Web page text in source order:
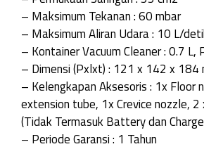
– Maksimum Tekanan : 60 mbar
– Maksimum Aliran Udara : 10 L/
– Kontainer Vacuum Cleaner : 0.7 L,
– Dimensi (Pxlxt) : 121 x 142 x 184
– Kelengkapan Aksesoris : 1x Floor
extension tube, 1x Crevice nozzle,
(Tidak Termasuk Battery dan
– Periode Garansi : 1 Tahun